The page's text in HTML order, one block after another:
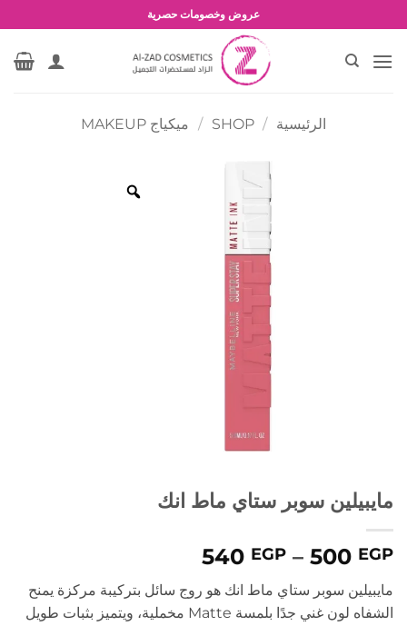
للمحتوى
عروض وخصومات حصرية
الرئيسية /
SHOP
/ ميكياج MAKEUP
مايبيلين سوبر ستاي ماط انك
500 EGP
–
540 EGP
نطاق
السعر:
من
مايبيلين سوبر ستاي ماط انك هو روج سائل بتركيبة مركزة يمنح
الشفاه لون غني جدًا بلمسة Matte مخملية، ويتميز بثبات طويل